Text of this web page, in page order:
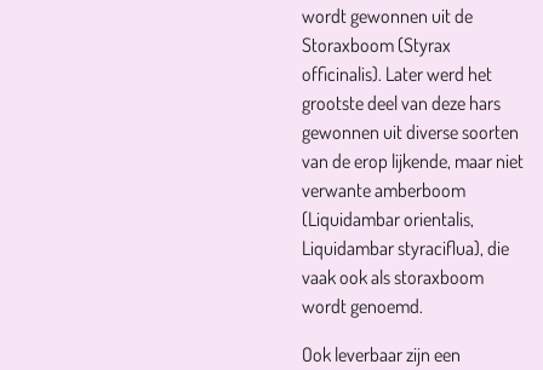
wordt gewonnen uit de
Storaxboom (Styrax
officinalis). Later werd het
grootste deel van deze hars
gewonnen uit diverse soorten
van de erop lijkende, maar niet
verwante amberboom
(Liquidambar orientalis,
Liquidambar styraciflua), die
vaak ook als storaxboom
wordt genoemd.
Ook leverbaar zijn een